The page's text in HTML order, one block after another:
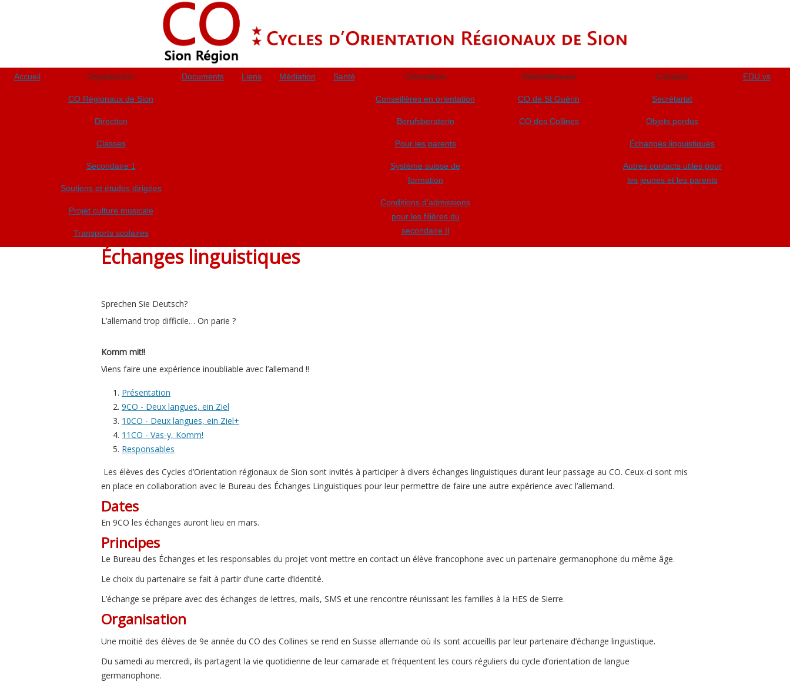
Accueil Organisation
CO Régionaux de Sion
Direction
Classes
Secondaire 1
Soutiens et études dirigées
Projet culture musicale
Transports scolaires
Documents Liens Médiation Santé Orientation
Conseillères en orientation
Berufsberaterin
Pour les parents
Système suisse de
formation
Conditions d’admissions
pour les filières du
secondaire II
Médiathèques
CO de St Guérin
CO des Collines
Contacts
Secrétariat
Objets perdus
Échanges linguistiques
Autres contacts utiles pour
les jeunes et les parents
EDU.vs
Échanges linguistiques
Sprechen Sie Deutsch?
L’allemand trop difficile… On parie ?
Komm mit!!
Viens faire une expérience inoubliable avec l’allemand !!
Présentation
9CO - Deux langues, ein Ziel
10CO - Deux langues, ein Ziel+
11CO - Vas-y, Komm!
Responsables
Les élèves des Cycles d’Orientation régionaux de Sion sont invités à participer à divers échanges linguistiques durant leur passage au CO. Ceux-ci sont mis
en place en collaboration avec le Bureau des Échanges Linguistiques pour leur permettre de faire une autre expérience avec l’allemand.
Dates
En 9CO les échanges auront lieu en mars.
Principes
Le Bureau des Échanges et les responsables du projet vont mettre en contact un élève francophone avec un partenaire germanophone du même âge.
Le choix du partenaire se fait à partir d’une carte d’identité.
L’échange se prépare avec des échanges de lettres, mails, SMS et une rencontre réunissant les familles à la HES de Sierre.
Organisation
Une moitié des élèves de 9e année du CO des Collines se rend en Suisse allemande où ils sont accueillis par leur partenaire d’échange linguistique.
Du samedi au mercredi, ils partagent la vie quotidienne de leur camarade et fréquentent les cours réguliers du cycle d’orientation de langue
germanophone.